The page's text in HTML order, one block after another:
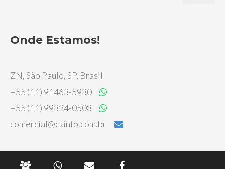
Onde Estamos!
ZN, São Paulo, SP, Brasil
+55 (11) 91463-5930
+55 (11) 99324-0508
comercial@ckinfo.com.br